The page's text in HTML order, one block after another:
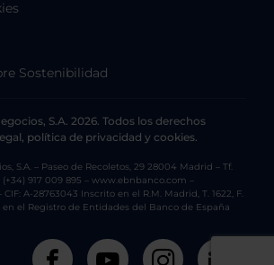
Sostenibilidad
S.A. 2026. Todos los derechos
política de privacidad y cookies.
S.A. – Paseo de Recoletos, 29 28004 Madrid – Tf.
(+34) 917 009 895 – www.ebnbanco.com –
A-28763043 Inscrito en el R.M. Madrid, T. 1622, F.
en el Registro de Entidades del Banco de España